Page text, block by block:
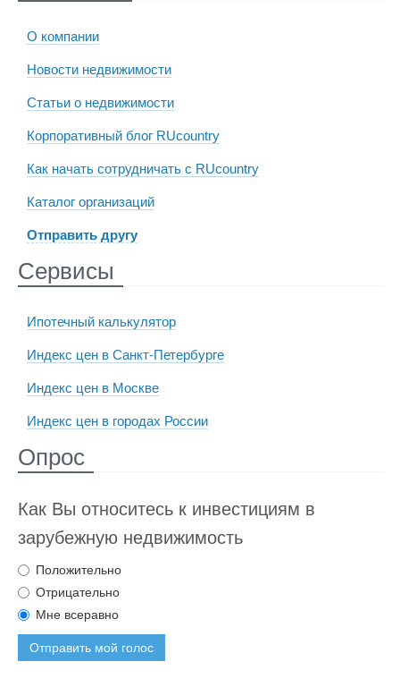
О компании
Новости недвижимости
Статьи о недвижимости
Корпоративный блог RUcountry
Как начать сотрудничать с RUcountry
Каталог организаций
Отправить другу
Сервисы
Ипотечный калькулятор
Индекс цен в Санкт-Петербурге
Индекс цен в Москве
Индекс цен в городах России
Опрос
Как Вы относитесь к инвестициям в
зарубежную недвижимость
Положительно
Отрицательно
Мне всеравно
Отправить мой голос